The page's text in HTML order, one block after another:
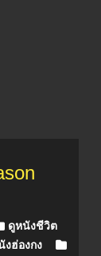
ดูหนังชีวิต
งฮ่องกง